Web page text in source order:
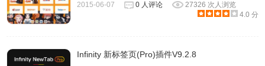
2015-06-07 0 人评论
27326 次人浏览
4.0 分
Infinity 新标签页(Pro)插件V9.2.8